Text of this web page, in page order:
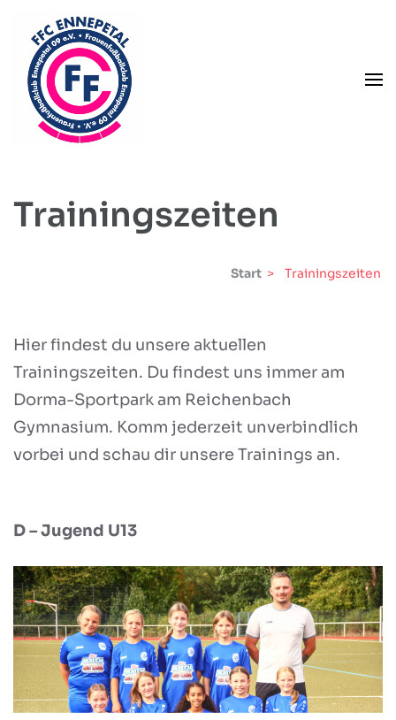
Inhalt
springen
(Enter
drücken)
Trainingszeiten
Start > Trainingszeiten
Hier findest du unsere aktuellen
Trainingszeiten. Du findest uns immer am
Dorma-Sportpark am Reichenbach
Gymnasium. Komm jederzeit unverbindlich
vorbei und schau dir unsere Trainings an.
D – Jugend U13